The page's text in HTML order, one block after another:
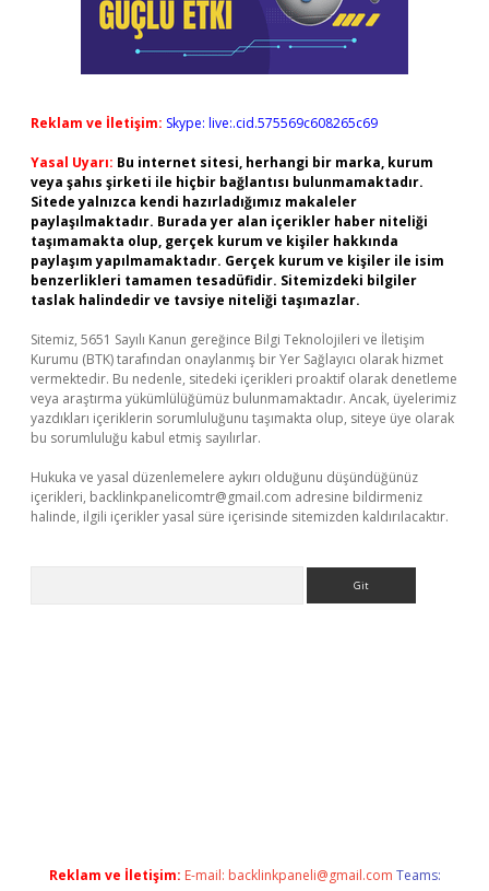
Reklam ve İletişim: Skype: live:.cid.575569c608265c69
Yasal Uyarı: Bu internet sitesi, herhangi bir marka, kurum
veya şahıs şirketi ile hiçbir bağlantısı bulunmamaktadır.
Sitede yalnızca kendi hazırladığımız makaleler
paylaşılmaktadır. Burada yer alan içerikler haber niteliği
taşımamakta olup, gerçek kurum ve kişiler hakkında
paylaşım yapılmamaktadır. Gerçek kurum ve kişiler ile isim
benzerlikleri tamamen tesadüfidir. Sitemizdeki bilgiler
taslak halindedir ve tavsiye niteliği taşımazlar.
Sitemiz, 5651 Sayılı Kanun gereğince Bilgi Teknolojileri ve İletişim
Kurumu (BTK) tarafından onaylanmış bir Yer Sağlayıcı olarak hizmet
vermektedir. Bu nedenle, sitedeki içerikleri proaktif olarak denetleme
veya araştırma yükümlülüğümüz bulunmamaktadır. Ancak, üyelerimiz
yazdıkları içeriklerin sorumluluğunu taşımakta olup, siteye üye olarak
bu sorumluluğu kabul etmiş sayılırlar.
Hukuka ve yasal düzenlemelere aykırı olduğunu düşündüğünüz
içerikleri, backlinkpanelicomtr@gmail.com adresine bildirmeniz
halinde, ilgili içerikler yasal süre içerisinde sitemizden kaldırılacaktır.
Reklam ve İletişim: E-mail: backlinkpaneli@gmail.com Teams: